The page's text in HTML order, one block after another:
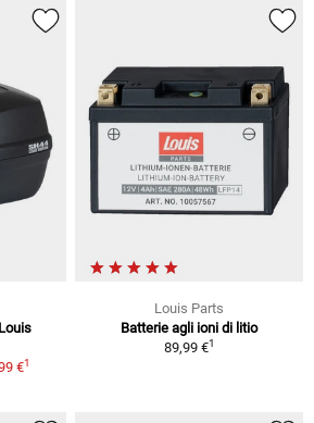
€1
Louis Parts
Batterie agli ioni di litio
89,99 €1